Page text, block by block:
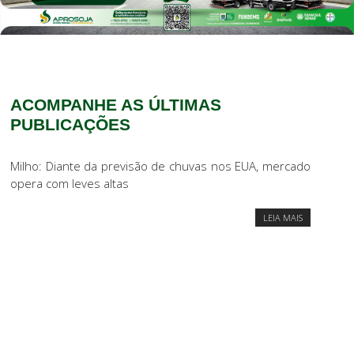
ACOMPANHE AS ÚLTIMAS
PUBLICAÇÕES
Milho: Diante da previsão de chuvas nos EUA, mercado
opera com leves altas
LEIA MAIS